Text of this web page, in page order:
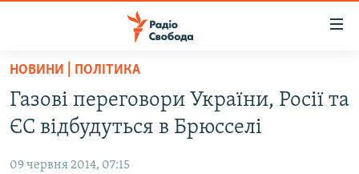
Перейти
основного
матеріалу
до
ВСЕ ЗА ДОБУ
НОВИНИ | ПОЛІТИКА
Газові переговори України, Росії та
ЄС відбудуться в Брюсселі
09 червня 2014, 07:15